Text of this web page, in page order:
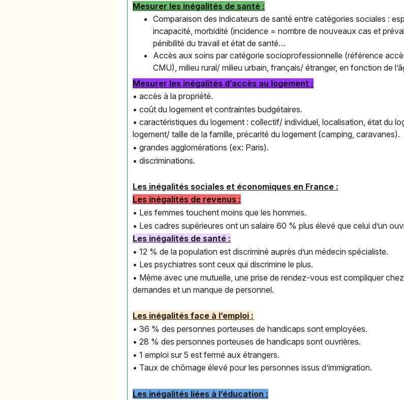
Mesurer les inégalités de santé :
Comparaison des indicateurs de santé entre catégories sociales :
incapacité, morbidité (incidence = nombre de nouveaux cas et
pénibilité du travail et état de santé…
Accès aux soins par catégorie socioprofessionnelle (référence
CMU), milieu rural/ milieu urbain, français/ étranger, en fonction de
Mesurer les inégalités d’accès au logement :
• accès à la propriété.
• coût du logement et contraintes budgétaires.
• caractéristiques du logement : collectif/ individuel, localisation, état du
logement/ taille de la famille, précarité du logement (camping, caravanes).
• grandes agglomérations (ex: Paris).
• discriminations.
Les inégalités sociales et économiques en France :
Les inégalités de revenus :
• Les femmes touchent moins que les hommes.
• Les cadres supérieures ont un salaire 60 % plus élevé que celui d’un
Les inégalités de santé :
• 12 % de la population est discriminé auprès d’un médecin spécialiste.
• Les psychiatres sont ceux qui discrimine le plus.
• Même avec une mutuelle, une prise de rendez-vous est compliquer
demandes et un manque de personnel.
Les inégalités face à l’emploi :
• 36 % des personnes porteuses de handicaps sont employées.
• 28 % des personnes porteuses de handicaps sont ouvrières.
• 1 emploi sur 5 est fermé aux étrangers.
• Taux de chômage élevé pour les personnes issus d’immigration.
Les inégalités liées à l’éducation :